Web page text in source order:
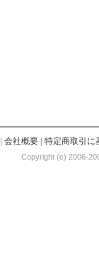
会社概要| 特定商取引に
Copyright (c) 2006-